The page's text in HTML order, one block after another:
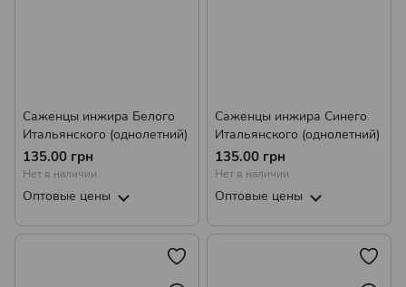
Саженцы инжира Белого
Итальянского (однолетний)
135.00 грн
Нет в наличии
Оптовые цены
Саженцы инжира Синего
Итальянского (однолетний)
135.00 грн
Нет в наличии
Оптовые цены